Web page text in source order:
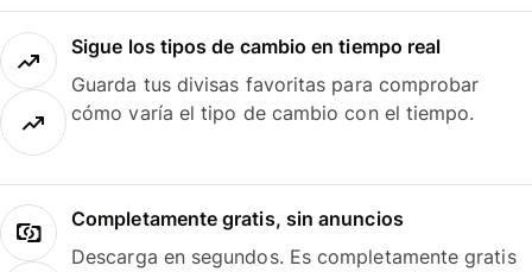
Sigue los tipos de cambio en tiempo real
Guarda tus divisas favoritas para comprobar
cómo varía el tipo de cambio con el tiempo.
Completamente gratis, sin anuncios
Descarga en segundos. Es completamente gratis